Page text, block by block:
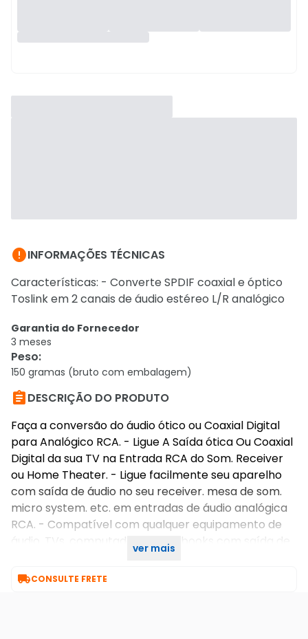
INFORMAÇÕES TÉCNICAS
Características: - Converte SPDIF coaxial e óptico
Toslink em 2 canais de áudio estéreo L/R analógico
Garantia do Fornecedor
3 meses
Peso:
150 gramas (bruto com embalagem)
DESCRIÇÃO DO PRODUTO
Faça a conversão do áudio ótico ou Coaxial Digital
para Analógico RCA. - Ligue A Saída ótica Ou Coaxial
Digital da sua TV na Entrada RCA do Som. Receiver
ou Home Theater. - Ligue facilmente seu aparelho
com saída de áudio no seu receiver. mesa de som.
micro system. etc. em entradas de áudio analógica
RCA. - Compatível com qualquer equipamento de
áudio. TVs. computadores. notebooks com saída de
ver mais
CONSULTE FRETE